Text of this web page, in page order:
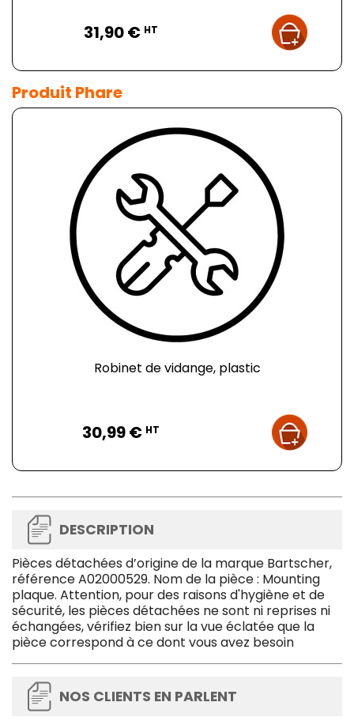
31,90 € HT
Produit Phare
Robinet de vidange, plastic
30,99 € HT
DESCRIPTION
Pièces détachées d’origine de la marque Bartscher,
référence A02000529. Nom de la pièce : Mounting
plaque. Attention, pour des raisons d'hygiène et de
sécurité, les pièces détachées ne sont ni reprises ni
échangées, vérifiez bien sur la vue éclatée que la
pièce correspond à ce dont vous avez besoin
NOS CLIENTS EN PARLENT